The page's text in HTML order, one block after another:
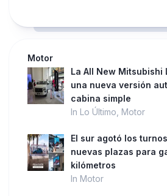
Motor
La All New Mitsubishi
una nueva versión
cabina simple
In Lo Último, Motor
El sur agotó los
nuevas plazas para
kilómetros
In Motor